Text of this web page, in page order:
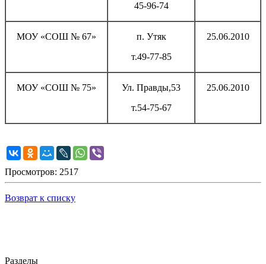
45-96-74
МОУ «СОШ № 67»
п. Утяк
т.49-77-85
25.06.2010
МОУ «СОШ № 75»
Ул. Правды,53
т.54-75-67
25.06.2010
Просмотров: 2517
Возврат к списку
Разделы